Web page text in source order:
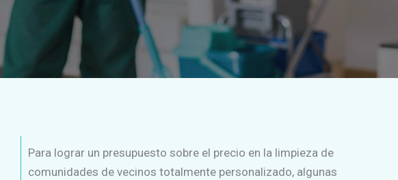
Para lograr un presupuesto sobre el precio en la limpieza de
comunidades de vecinos totalmente personalizado, algunas